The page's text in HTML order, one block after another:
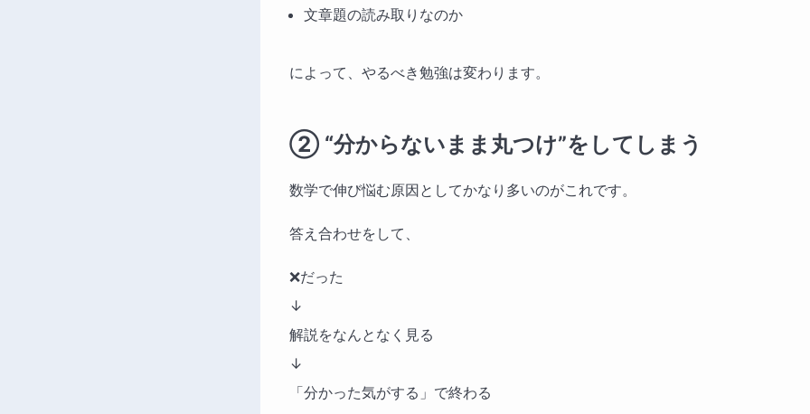
文章題の読み取りなのか
によって、やるべき勉強は変わります。
② “分からないまま丸つけ”をしてしまう
数学で伸び悩む原因としてかなり多いのがこれです。
答え合わせをして、
❌だった
↓
解説をなんとなく見る
↓
「分かった気がする」で終わる